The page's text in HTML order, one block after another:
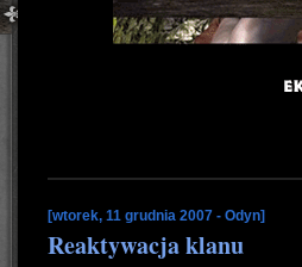
[wtorek, 11 grudnia 2007 - Odyn]
Reaktywacja klanu